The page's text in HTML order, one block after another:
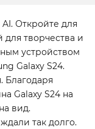
Откройте для
творчества и
устройством
Galaxy S24.
Благодаря
Galaxy S24 на
вид.
так долго.